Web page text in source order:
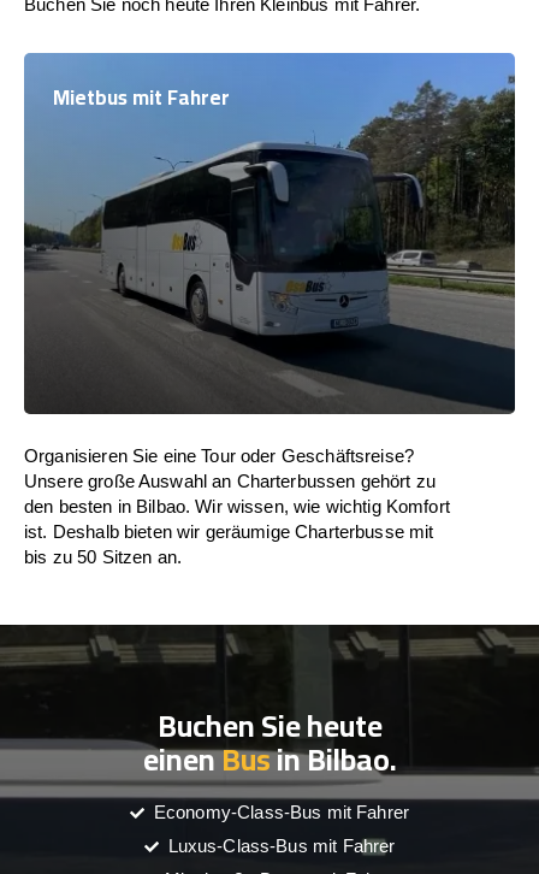
Buchen Sie noch heute Ihren Kleinbus mit Fahrer.
Mietbus mit Fahrer
Organisieren Sie eine Tour oder Geschäftsreise?
Unsere große Auswahl an Charterbussen gehört zu
den besten in Bilbao. Wir wissen, wie wichtig Komfort
ist. Deshalb bieten wir geräumige Charterbusse mit
bis zu 50 Sitzen an.
Buchen Sie heute
einenBusin Bilbao.
Economy-Class-Bus mit Fahrer
Luxus-Class-Bus mit Fahrer